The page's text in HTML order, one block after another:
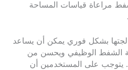
مراعاة قياسات المساحة
بشكل فوري يمكن أن يساعد
الشفط الوظيفي ويحسن من
يتوجب على المستخدمين أن